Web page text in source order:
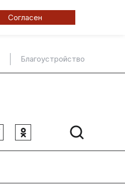
Согласен
Благоустройство